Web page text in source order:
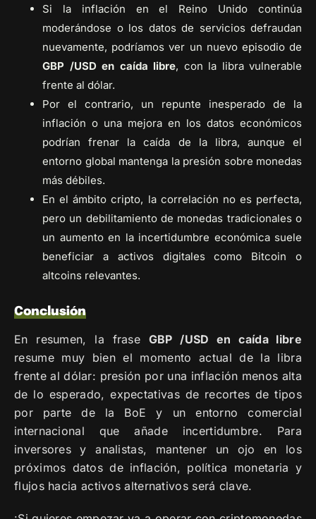
Si la inflación en el Reino Unido continúa
moderándose o los datos de servicios defraudan
nuevamente, podríamos ver un nuevo episodio de
GBP /USD en caída libre, con la libra vulnerable
frente al dólar.
Por el contrario, un repunte inesperado de la
inflación o una mejora en los datos económicos
podrían frenar la caída de la libra, aunque el
entorno global mantenga la presión sobre monedas
más débiles.
En el ámbito cripto, la correlación no es perfecta,
pero un debilitamiento de monedas tradicionales o
un aumento en la incertidumbre económica suele
beneficiar a activos digitales como Bitcoin o
altcoins relevantes.
Conclusión
En resumen, la frase GBP /USD en caída libre
resume muy bien el momento actual de la libra
frente al dólar: presión por una inflación menos alta
de lo esperado, expectativas de recortes de tipos
por parte de la BoE y un entorno comercial
internacional que añade incertidumbre. Para
inversores y analistas, mantener un ojo en los
próximos datos de inflación, política monetaria y
flujos hacia activos alternativos será clave.